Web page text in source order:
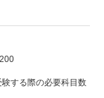
する際の必要科目数